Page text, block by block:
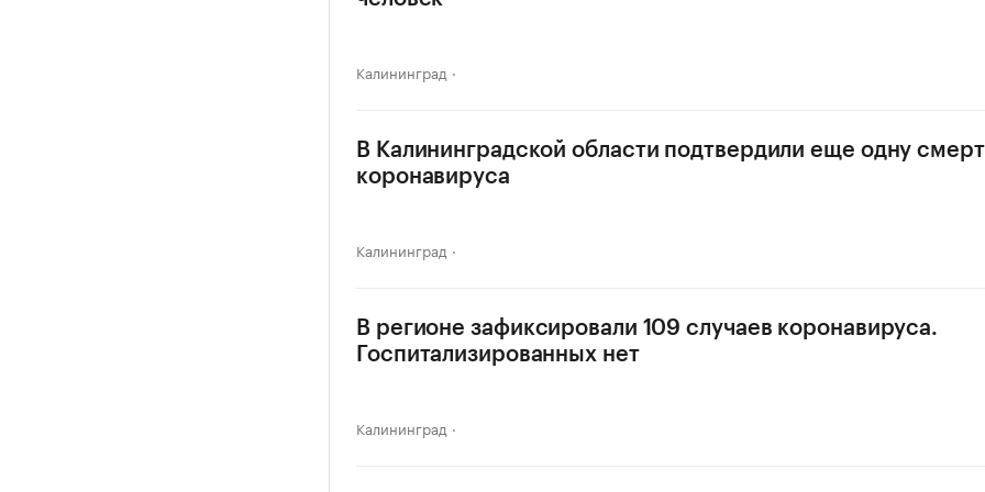
Калининград
В Калининградской области подтвердили еще одну
коронавируса
Калининград
В регионе зафиксировали 109 случаев коронавируса.
Госпитализированных нет
Калининград